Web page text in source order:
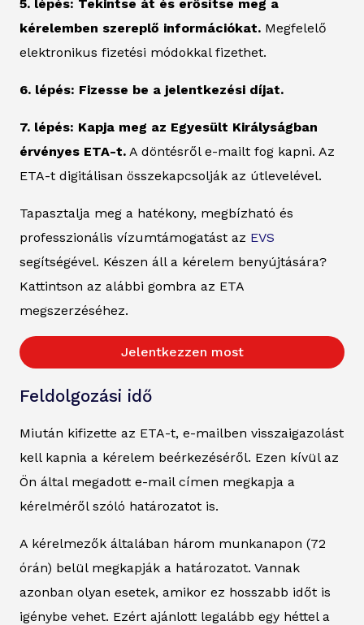
5. lépés: Tekintse át és erősítse meg a
kérelemben szereplő információkat. Megfelelő
elektronikus fizetési módokkal fizethet.
6. lépés: Fizesse be a jelentkezési díjat.
7. lépés: Kapja meg az Egyesült Királyságban
érvényes ETA-t. A döntésről e-mailt fog kapni. Az
ETA-t digitálisan összekapcsolják az útlevelével.
Tapasztalja meg a hatékony, megbízható és
professzionális vízumtámogatást az EVS
segítségével. Készen áll a kérelem benyújtására?
Kattintson az alábbi gombra az ETA
megszerzéséhez.
Jelentkezzen most
Feldolgozási idő
Miután kifizette az ETA-t, e-mailben visszaigazolást
kell kapnia a kérelem beérkezéséről. Ezen kívül az
Ön által megadott e-mail címen megkapja a
kérelméről szóló határozatot is.
A kérelmezők általában három munkanapon (72
órán) belül megkapják a határozatot. Vannak
azonban olyan esetek, amikor ez hosszabb időt is
igénybe vehet. Ezért ajánlott legalább egy héttel a